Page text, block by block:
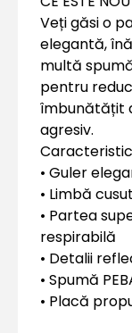
Veți găsi o
elegantă,
multă
pentru
îmbunătățit
agresiv.
• Guler
• Limbă
• Partea
respirabilă
• Detalii
• Spumă
• Placă